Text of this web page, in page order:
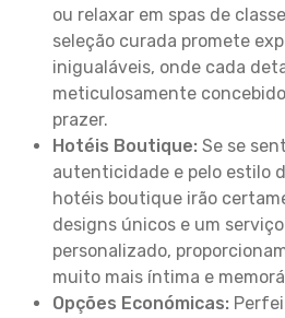
ou relaxar em spas de
seleção curada promete
inigualáveis, onde cada
meticulosamente
prazer.
Hotéis Boutique: Se se
autenticidade e pelo estilo
hotéis boutique irão
designs únicos e um
personalizado,
muito mais íntima e
Opções Económicas: